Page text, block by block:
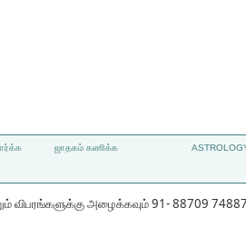
ஜாதகம் கணிக்க
விபரங்களுக்கு அழைக்கவும் 91- 88709